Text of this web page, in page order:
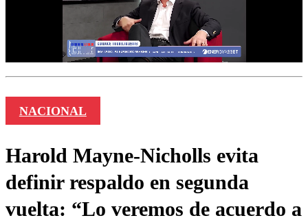
NACIONAL
Harold Mayne-Nicholls evita
definir respaldo en segunda
vuelta: “Lo veremos de acuerdo a